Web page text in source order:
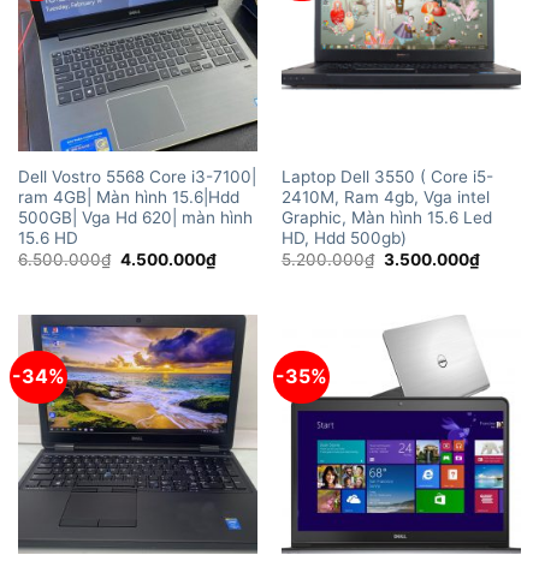
Dell Vostro 5568 Core i3-7100|
ram 4GB| Màn hình 15.6|Hdd
500GB| Vga Hd 620| màn hình
15.6 HD
6.500.000₫ Giá
4.500.000₫Giá
hiện
4.500.000₫.
Laptop Dell 3550 ( Core i5-
2410M, Ram 4gb, Vga intel
Graphic, Màn hình 15.6 Led
HD, Hdd 500gb)
5.200.000₫ Giá
3.500.000₫Giá
hiện
-34% -35%